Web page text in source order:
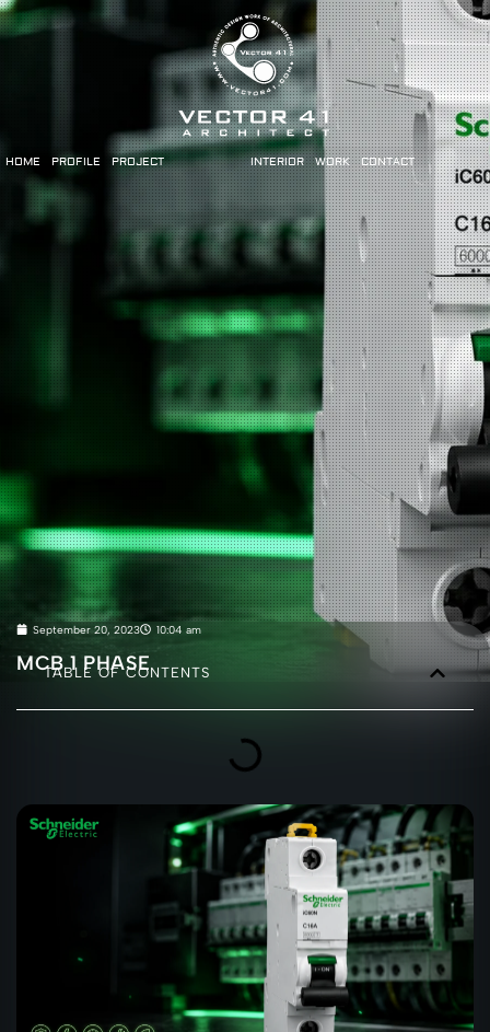
HOME PROFILE PROJECT INTERIOR WORK CONTACT
MCB 1 PHASE
September 20, 2023 10:04 am
TABLE OF CONTENTS